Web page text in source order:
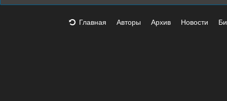
Главная Авторы Архив Новости